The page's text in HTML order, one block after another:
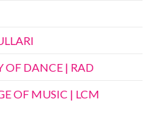
OF DANCE | RAD
OF MUSIC | LCM